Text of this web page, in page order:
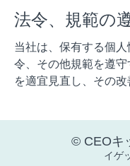
法令、規範の
当社は、保有する個
令、その他規範を遵
を適宜見直し、その改
© CEOキ
イゲ